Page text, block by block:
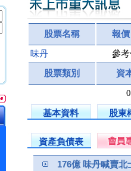
股票名稱 報
味丹 參
股票類別 資
基本資料 股東
資產負債表
176億 味丹喊賣北